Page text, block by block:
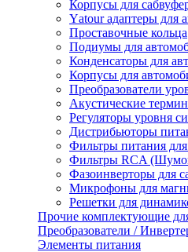
Корпусы для
Yаtour адаптеры для
Проставочные кольца
Подиумы для
Конденсаторы для
Корпусы для
Преобразователи
Акустические
Регуляторы уровня
Дистрибьюторы
Фильтры питания
Фильтры RCA
Фазоинверторы для
Микрофоны для
Решетки для
Прочие комплектующие
Преобразователи /
Элементы питания